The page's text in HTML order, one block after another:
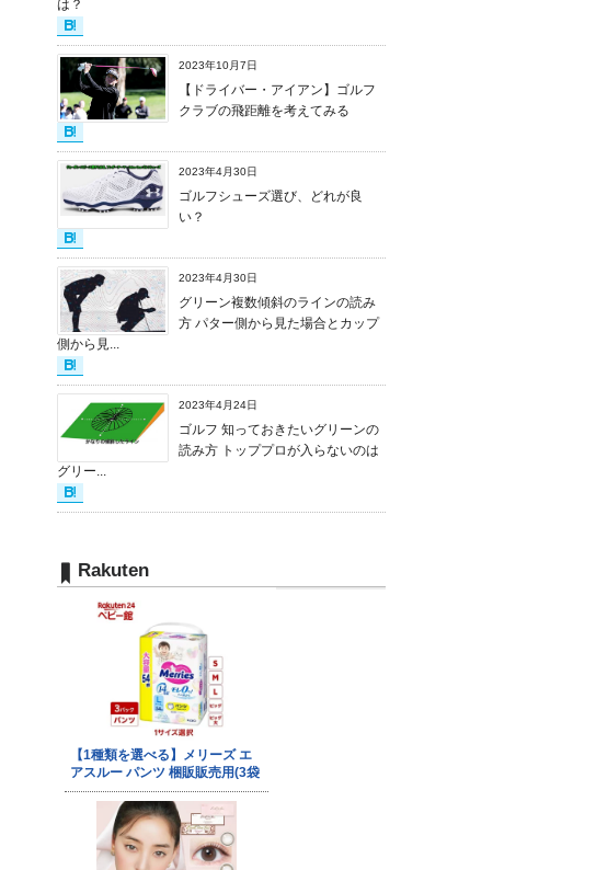
は？
2023年10月7日
【ドライバー・アイアン】ゴルフ
クラブの飛距離を考えてみる
2023年4月30日
ゴルフシューズ選び、どれが良
い？
2023年4月30日
グリーン複数傾斜のラインの読み
方 パター側から見た場合とカップ
側から見...
2023年4月24日
ゴルフ 知っておきたいグリーンの
読み方 トッププロが入らないのは
グリー...
Rakuten